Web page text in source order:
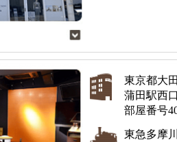
東京都大
蒲田駅西
部屋番号
東急多摩